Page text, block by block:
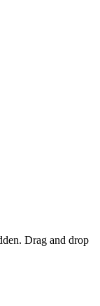
Drag and drop